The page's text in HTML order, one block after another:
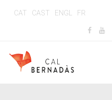
CAT CAST ENGL FR